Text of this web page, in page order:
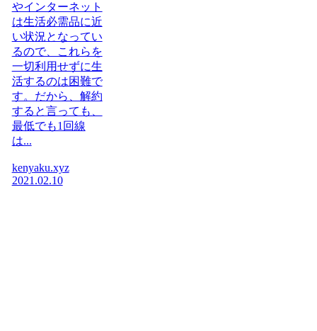
やインターネット
は生活必需品に近
い状況となってい
るので、これらを
一切利用せずに生
活するのは困難で
す。だから、解約
すると言っても、
最低でも1回線
は...
kenyaku.xyz
2021.02.10